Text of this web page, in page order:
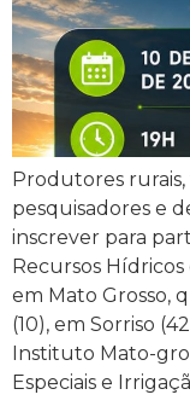
Produtores
pesquisadores e
inscrever para
Recursos
em Mato Grosso,
(10), em Sorriso
Instituto Mato-
Especiais e